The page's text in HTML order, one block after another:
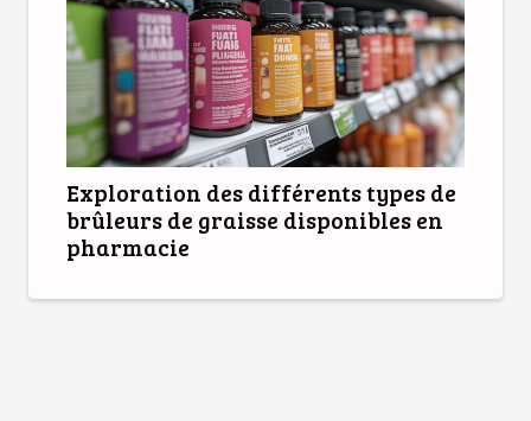
Exploration des différents types de
brûleurs de graisse disponibles en
pharmacie